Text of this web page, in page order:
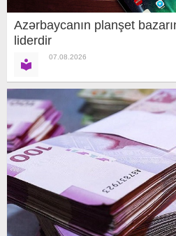
Azərbaycanın planşet
liderdir
07.08.2026